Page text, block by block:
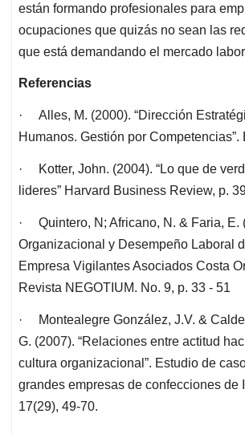
están formando profesionales para
ocupaciones que quizás no sean las
que está demandando el mercado
Referencias
· Alles, M. (2000). “Dirección
Humanos. Gestión por Competencias”.
· Kotter, John. (2004). “Lo que de
lideres” Harvard Business Review, p.
· Quintero, N; Africano, N. & Faria, E.
Organizacional y Desempeño Laboral
Empresa Vigilantes Asociados Costa
Revista NEGOTIUM. No. 9, p. 33 - 51
· Montealegre González, J.V. &
G. (2007). “Relaciones entre actitud
cultura organizacional”. Estudio de
grandes empresas de confecciones de
17(29), 49-70.